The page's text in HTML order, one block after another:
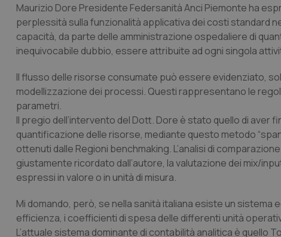
Maurizio Dore Presidente Federsanità Anci Piemonte ha
perplessità sulla funzionalità applicativa dei costi standard
capacità, da parte delle amministrazione ospedaliere di
inequivocabile dubbio, essere attribuite ad ogni singola
Il flusso delle risorse consumate può essere evidenziato,
modellizzazione dei processi. Questi rappresentano le
parametri.
Il pregio dell’intervento del Dott. Dore è stato quello di aver
quantificazione delle risorse, mediante questo metodo
ottenuti dalle Regioni benchmaking. L’analisi di
giustamente ricordato dall’autore, la valutazione dei mix/
espressi in valore o in unità di misura.
Mi domando, però, se nella sanità italiana esiste un
efficienza, i coefficienti di spesa delle differenti unità
L’attuale sistema dominante di contabilità analitica è quello